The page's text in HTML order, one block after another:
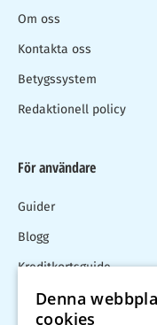
Om oss
Kontakta oss
Betygssystem
Redaktionell policy
För användare
Guider
Blogg
Kreditkortsguide
Kalkylator
Denna
cookies